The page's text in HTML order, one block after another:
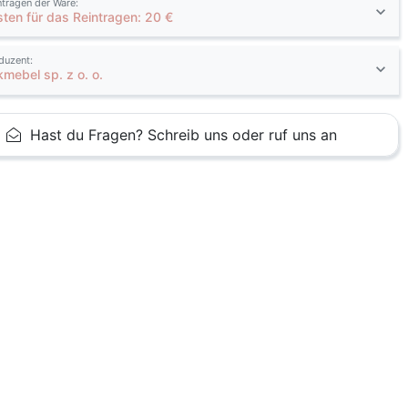
der Ware:
für das Reintragen: 20 €
sp. z o. o.
Hast du Fragen? Schreib uns oder ruf uns an